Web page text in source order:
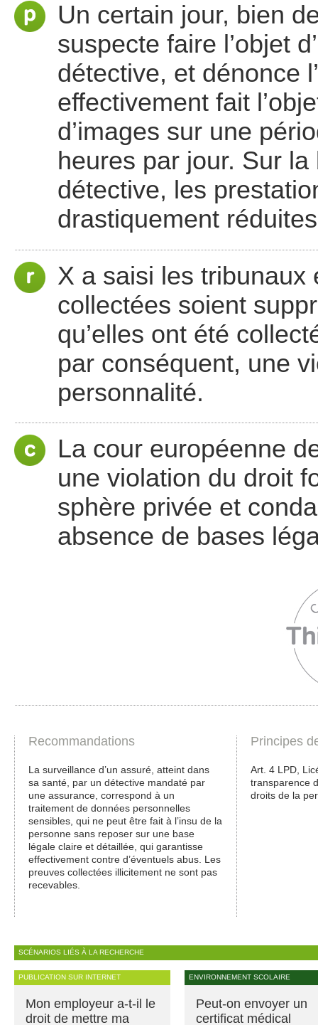
Un certain jour, bien
suspecte faire l’objet
détective, et dénonce
effectivement fait
d’images sur une
heures par jour. Sur
détective, les
drastiquement
X a saisi les tribunaux
collectées soient
qu’elles ont été
par conséquent, une
personnalité.
La cour européenne
une violation du droit
sphère privée et
absence de bases
Recommandations
La surveillance d’un assuré, atteint dans
sa santé, par un détective mandaté par
une assurance, correspond à un
traitement de données personnelles
sensibles, qui ne peut être fait à l’insu de la
personne sans reposer sur une base
légale claire et détaillée, qui garantisse
effectivement contre d’éventuels abus. Les
preuves collectées illicitement ne sont pas
recevables.
Principes
Art. 4 LPD,
transparence
droits de la
SCÉNARIOS LIÉS À LA RECHERCHE
PUBLICATION SUR INTERNET
Mon employeur a-t-il le
droit de mettre ma
ENVIRONNEMENT SCOLAIRE
Peut-on envoyer un
certificat médical